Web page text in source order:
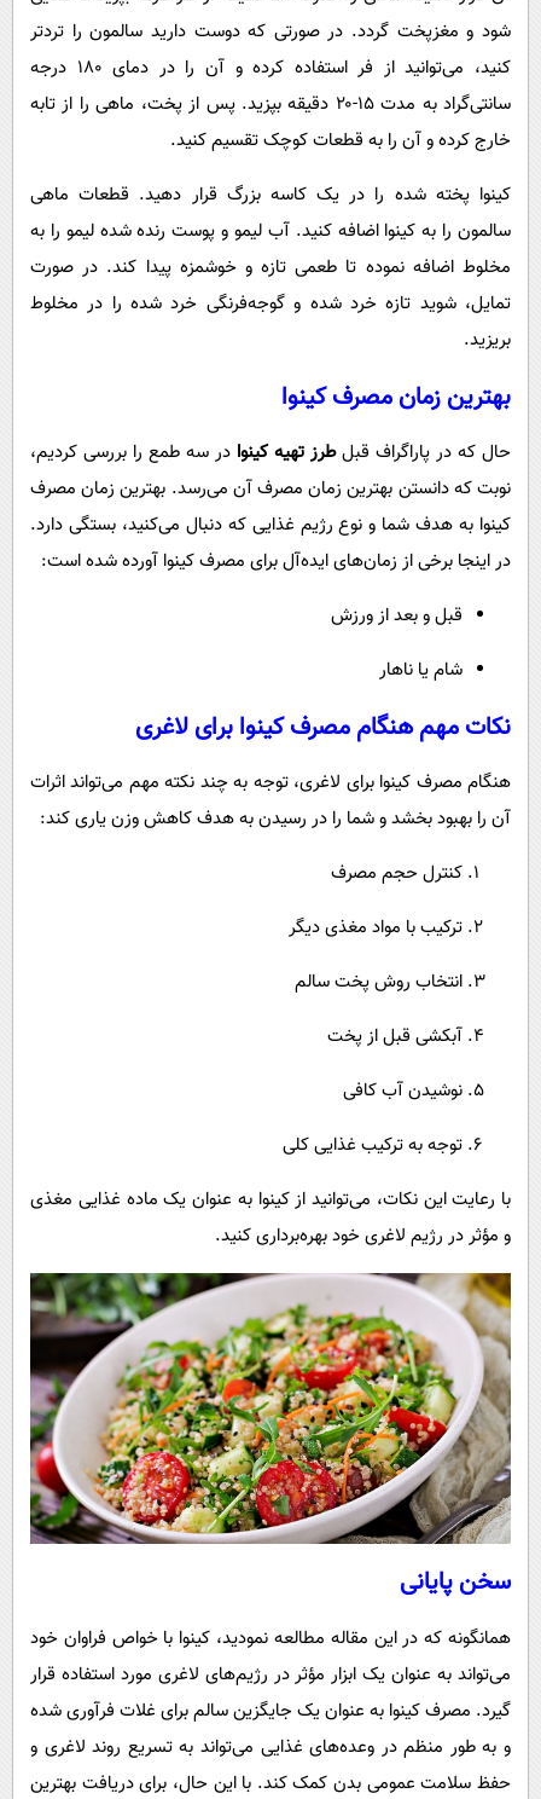
شود و مغزپخت گردد. در صورتی که دوست دارید سالمون را تردتر
کنید، می‌توانید از فر استفاده کرده و آن را در دمای ۱۸۰ درجه
سانتی‌گراد به مدت ۱۵-۲۰ دقیقه بپزید. پس از پخت، ماهی را از تابه
خارج کرده و آن را به قطعات کوچک تقسیم کنید.
کینوا پخته شده را در یک کاسه بزرگ قرار دهید. قطعات ماهی
سالمون را به کینوا اضافه کنید. آب لیمو و پوست رنده شده لیمو را به
مخلوط اضافه نموده تا طعمی تازه و خوشمزه پیدا کند. در صورت
تمایل، شوید تازه خرد شده و گوجه‌فرنگی خرد شده را در مخلوط
بریزید.
بهترین زمان مصرف کینوا
حال که در پاراگراف قبلطرز تهیه کینوا در سه طمع را بررسی کردیم،
نوبت که دانستن بهترین زمان مصرف آن می‌رسد. بهترین زمان مصرف
کینوا به هدف شما و نوع رژیم غذایی که دنبال می‌کنید، بستگی دارد.
در اینجا برخی از زمان‌های ایده‌آل برای مصرف کینوا آورده شده است:
قبل و بعد از ورزش
شام یا ناهار
نکات مهم هنگام مصرف کینوا برای لاغری
هنگام مصرف کینوا برای لاغری، توجه به چند نکته مهم می‌تواند اثرات
آن را بهبود بخشد و شما را در رسیدن به هدف کاهش وزن یاری کند:
کنترل حجم مصرف
ترکیب با مواد مغذی دیگر
انتخاب روش پخت سالم
آبکشی قبل از پخت
نوشیدن آب کافی
توجه به ترکیب غذایی کلی
با رعایت این نکات، می‌توانید از کینوا به عنوان یک ماده غذایی مغذی
و مؤثر در رژیم لاغری خود بهره‌برداری کنید.
سخن پایانی
همانگونه که در این مقاله مطالعه نمودید، کینوا با خواص فراوان خود
می‌تواند به عنوان یک ابزار مؤثر در رژیم‌های لاغری مورد استفاده قرار
گیرد. مصرف کینوا به عنوان یک جایگزین سالم برای غلات فرآوری ‌شده
و به ‌طور منظم در وعده‌های غذایی می‌تواند به تسریع روند لاغری و
حفظ سلامت عمومی بدن کمک کند. با این حال، برای دریافت بهترین